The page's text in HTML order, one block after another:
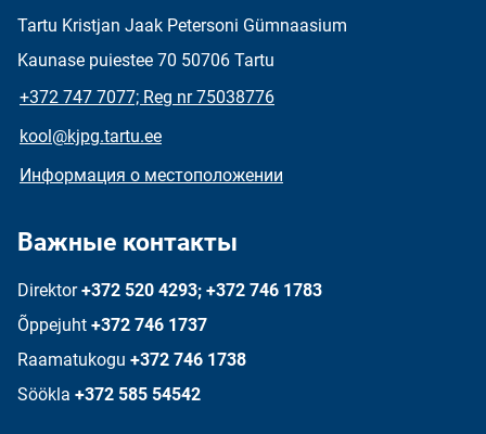
Tartu Kristjan Jaak Petersoni Gümnaasium
Kaunase puiestee 70 50706 Tartu
+372 747 7077; Reg nr 75038776
kool@kjpg.tartu.ee
Информация о местоположении
Важные контакты
Direktor +372 520 4293; +372 746 1783
Õppejuht +372 746 1737
Raamatukogu +372 746 1738
Söökla +372 585 54542